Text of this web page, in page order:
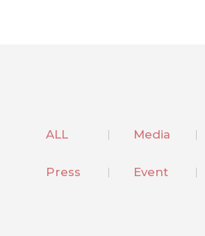
ALL Media
Press Event